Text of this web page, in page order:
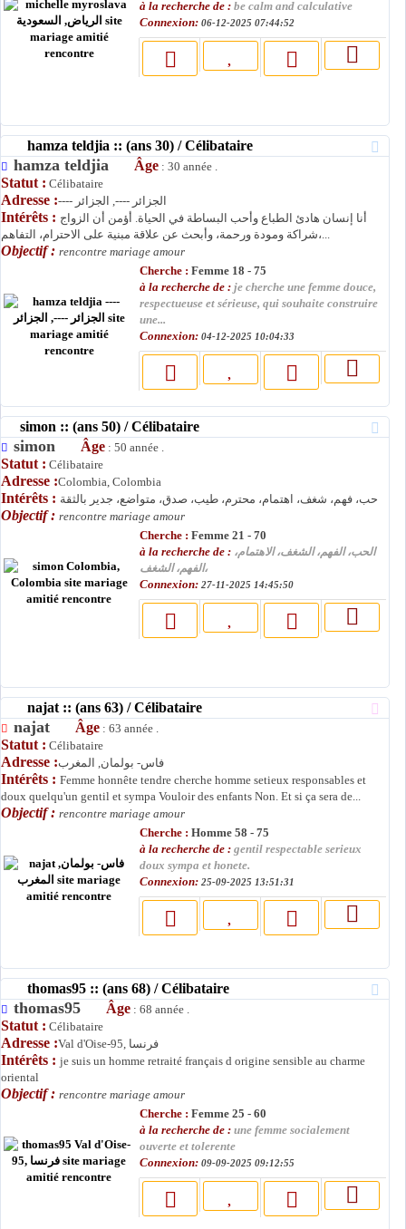
à la recherche de : be calm and calculative
Connexion: 06-12-2025 07:44:52
hamza teldjia :: (ans 30) / Célibataire
hamza teldjia Âge : 30 année .
Statut : Célibataire
Adresse : ---- الجزائر ----, الجزائر
Intérêts : أنا إنسان هادئ الطباع وأحب البساطة في الحياة. أؤمن أن الزواج
شراكة ومودة ورحمة، وأبحث عن علاقة مبنية على الاحترام، التفاهم،...
Objectif : rencontre mariage amour
Cherche : Femme 18 - 75
à la recherche de : je cherche une femme douce,
respectueuse et sérieuse, qui souhaite construire
une...
Connexion: 04-12-2025 10:04:33
simon :: (ans 50) / Célibataire
simon Âge : 50 année .
Statut : Célibataire
Adresse :Colombia, Colombia
Intérêts : حب، فهم، شغف، اهتمام، محترم، طيب، صدق، متواضع، جدير بالثقة
Objectif : rencontre mariage amour
Cherche : Femme 21 - 70
à la recherche de : الحب، الفهم، الشغف، الاهتمام،
الفهم، الشغف،
Connexion: 27-11-2025 14:45:50
najat :: (ans 63) / Célibataire
najat Âge : 63 année .
Statut : Célibataire
Adresse :فاس- بولمان, المغرب
Intérêts : Femme honnête tendre cherche homme setieux responsables et
doux quelqu'un gentil et sympa Vouloir des enfants Non. Et si ça sera de...
Objectif : rencontre mariage amour
Cherche : Homme 58 - 75
à la recherche de : gentil respectable serieux
doux sympa et honete.
Connexion: 25-09-2025 13:51:31
thomas95 :: (ans 68) / Célibataire
thomas95 Âge : 68 année .
Statut : Célibataire
Adresse : Val d'Oise-95, فرنسا
Intérêts : je suis un homme retraité français d origine sensible au charme
oriental
Objectif : rencontre mariage amour
Cherche : Femme 25 - 60
à la recherche de : une femme socialement
ouverte et tolerente
Connexion: 09-09-2025 09:12:55